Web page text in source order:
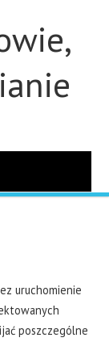
uruchomienie
poszczególne